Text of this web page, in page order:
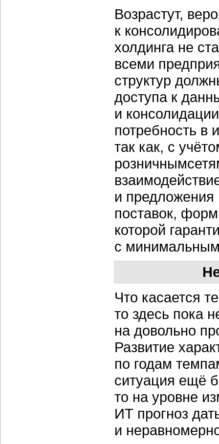
Возрастут,
к
холдинга не
всеми
структур
доступа к
и
потребность в
так как, с
и предложения
поставок,
которой
с
Что касается
то здесь пока
на довольно
Развитие
по годам
ситуация ещё
то на уровне
ИТ прогноз
и